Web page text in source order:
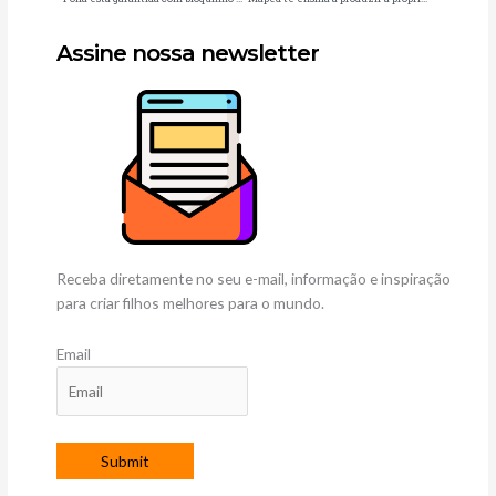
Assine nossa newsletter
Receba diretamente no seu e-mail, informação e inspiração
para criar filhos melhores para o mundo.
Email